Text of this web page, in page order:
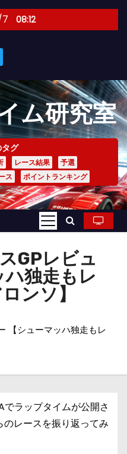
08:12
ム研究室
グ
レース結果
予選
ス ポイントランキング
GPレビュ
ハ独走もレ
ンソ】
【シューマッハ独走もレ
ラップタイムが公開さ
レースを振り返ってみ